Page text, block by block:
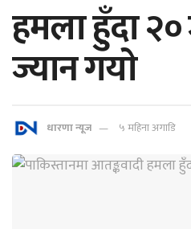
हमला हुँदा
ज्यान गयाे
धारणा न्यूज ५ महिना अगाडि